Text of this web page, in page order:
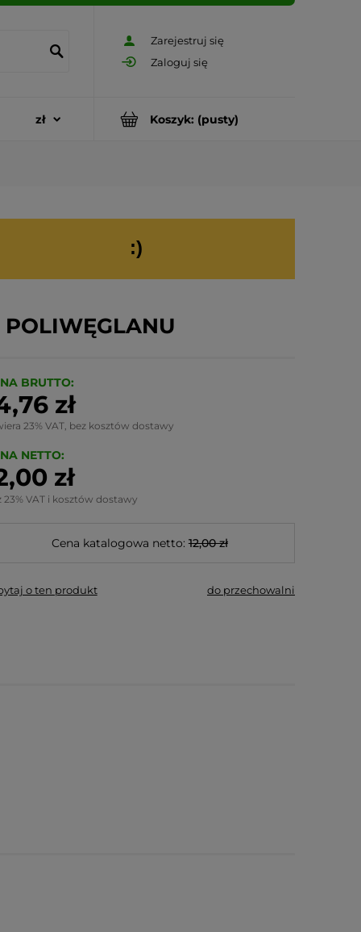
Zarejestruj się
Zaloguj się
Koszyk: (pusty)
:)
POLIWĘGLANU
BRUTTO:
zł
23% VAT, bez kosztów dostawy
NETTO:
zł
23% VAT i kosztów dostawy
Cena katalogowa netto: 12,00 zł
o ten produkt do przechowalni